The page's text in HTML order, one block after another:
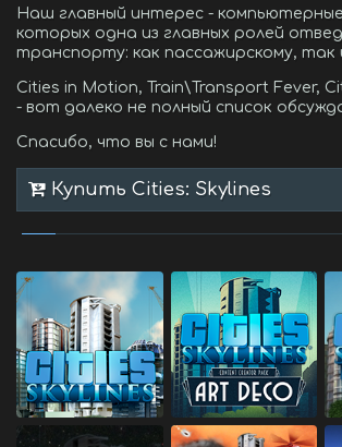
Наш главный интерес -
которых одна из главных ролей
транспорту: как пассажирскому, так
Cities in Motion, Train\Transport Fever,
- вот далеко не полный список
Спасибо, что вы с нами!
Купить Cities: Skylines